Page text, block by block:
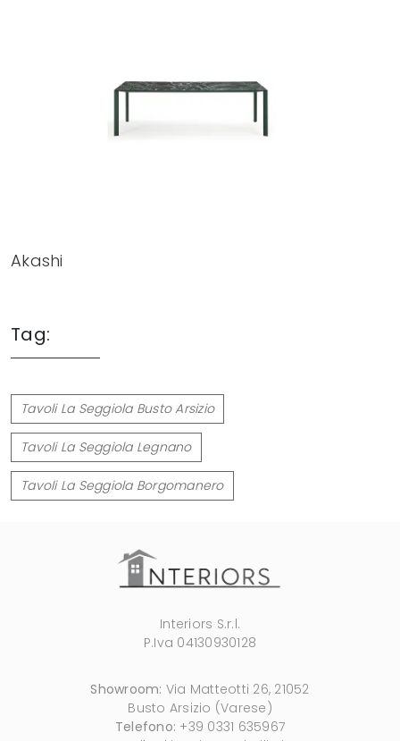
Akashi
Tag:
Tavoli La Seggiola Busto Arsizio
Tavoli La Seggiola Legnano
Tavoli La Seggiola Borgomanero
Interiors S.r.l.
P.Iva 04130930128
Showroom: Via Matteotti 26, 21052
Busto Arsizio (Varese)
Telefono: +39 0331 635967